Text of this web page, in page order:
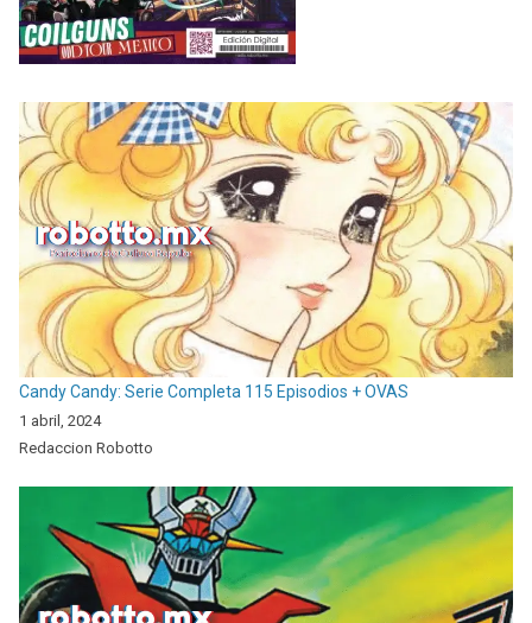
Candy Candy: Serie Completa 115 Episodios + OVAS
1 abril, 2024
Redaccion Robotto